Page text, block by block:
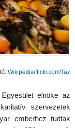
Wikipedia/flickr.com/Taz
elnöke az
szervezetek
emberhez tudtak